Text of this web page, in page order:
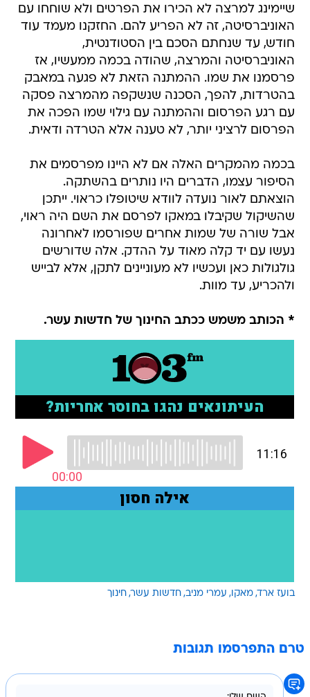
שיימינג למרצה לא הכירו את הפרטים ולא שוחחו עם
האוניברסיטה, זה לא הפריע להם. החזקנו מעמד עוד
חודש, עד שנחתם הסכם בין הסטודנטית,
האוניברסיטה והמרצה, שהודה בכמה ממעשיו, אז
פרסמנו את שמו. ההמתנה הזאת לא פגעה במאבק
בהטרדות, להפך, הסכנה שנשקפה מהמרצה פסקה
עם רגע הפרסום וההמתנה עם גילוי שמו הפכה את
הפרסום לרציני יותר, לא טענה אלא הטרדה ודאית.
בכמה מהמקרים האלה אם לא היינו מפרסמים את
הסיפור עצמו, הדברים היו נותרים בהשתקה.
הוצאתם לאור נועדה לוודא שיטופלו כראוי. ייתכן
שהשיקול שקיבלו במאקו לפרסם את השם היה ראוי,
אבל שורה של שמות אחרים שפורסמו לאחרונה
נעשו עם יד קלה מאוד על ההדק. אלה שדורשים
גולגולות כאן ועכשיו לא מעוניינים לתקן, אלא לבייש
ולהכריע, עד מוות.
* הכותב משמש ככתב החינוך של חדשות עשר.
בועז ארד מאקו עמרי מניב חדשות עשר חינוך
טרם התפרסמו תגובות